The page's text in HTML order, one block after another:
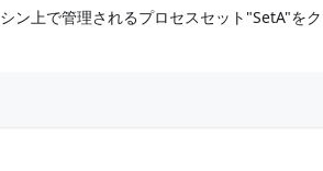
ン上で管理されるプロセスセット"SetA"を